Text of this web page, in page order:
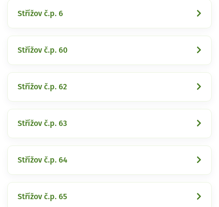
Střížov č.p. 6
Střížov č.p. 60
Střížov č.p. 62
Střížov č.p. 63
Střížov č.p. 64
Střížov č.p. 65